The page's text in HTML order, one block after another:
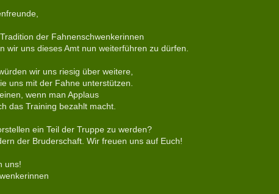
der Fahnenschwenkerinnen
wir uns dieses Amt nun weiterführen zu dürfen.
wir uns riesig über weitere,
uns mit der Fahne unterstützen.
wenn man Applaus
das Training bezahlt macht.
ein Teil der Truppe zu werden?
der Bruderschaft. Wir freuen uns auf Euch!
uns!